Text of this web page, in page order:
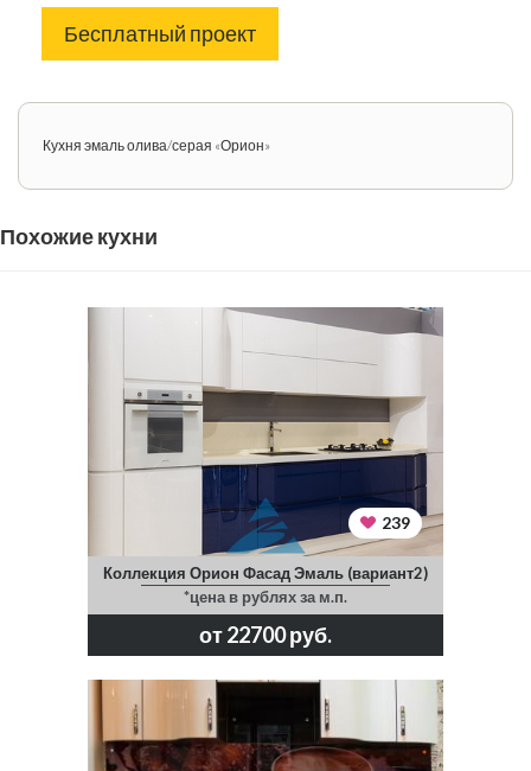
Бесплатный проект
Кухня эмаль олива/серая «Орион»
Похожие кухни
239
Коллекция Орион Фасад Эмаль (вариант2)
*цена в рублях за м.п.
от 22700 руб.